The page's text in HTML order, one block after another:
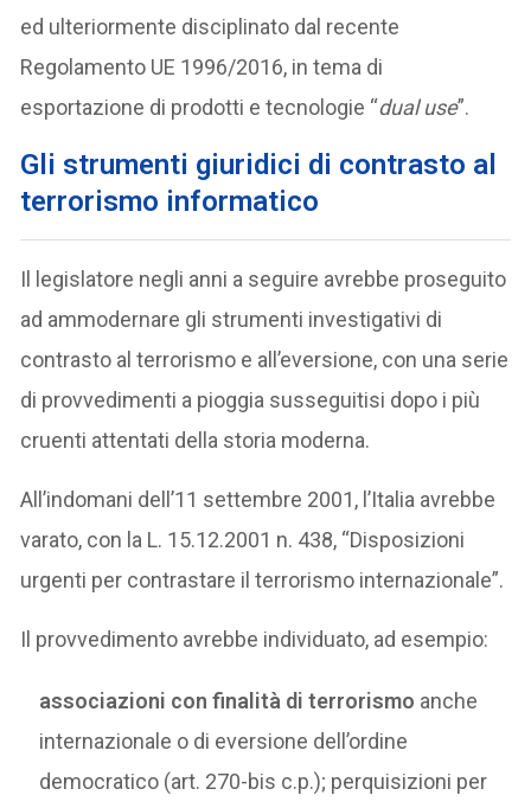
ed ulteriormente disciplinato dal recente
Regolamento UE 1996/2016, in tema di
esportazione di prodotti e tecnologie “dual use”.
Gli strumenti giuridici di contrasto al
terrorismo informatico
Il legislatore negli anni a seguire avrebbe proseguito
ad ammodernare gli strumenti investigativi di
contrasto al terrorismo e all’eversione, con una serie
di provvedimenti a pioggia susseguitisi dopo i più
cruenti attentati della storia moderna.
All’indomani dell’11 settembre 2001, l’Italia avrebbe
varato, con la L. 15.12.2001 n. 438, “Disposizioni
urgenti per contrastare il terrorismo internazionale”.
Il provvedimento avrebbe individuato, ad esempio:
associazioni con finalità di terrorismo anche
internazionale o di eversione dell’ordine
democratico (art. 270-bis c.p.); perquisizioni per